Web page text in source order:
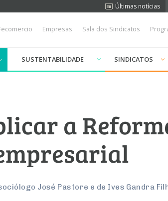
Últimas notícias
Empresas Sala dos Sindicatos
SUSTENTABILIDADE SINDICATOS
a
José Pastore e de Ives Gandra